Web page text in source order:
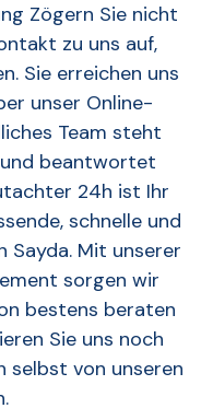
Zögern Sie nicht
zu uns auf,
Sie erreichen uns
unser Online-
Team steht
beantwortet
24h ist Ihr
schnelle und
Sayda. Mit unserer
sorgen wir
bestens beraten
Sie uns noch
selbst von unseren